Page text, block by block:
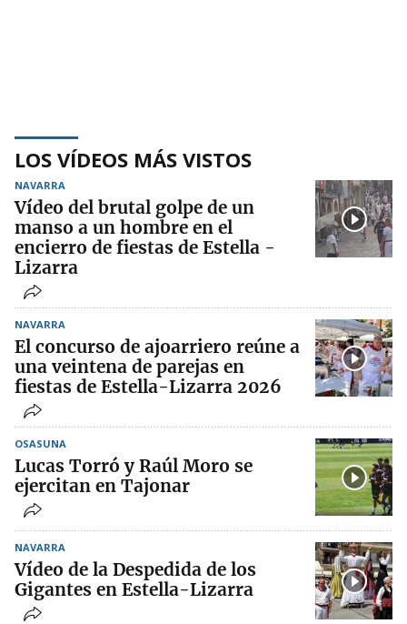
LOS VÍDEOS MÁS VISTOS
NAVARRA
Vídeo del brutal golpe de un
manso a un hombre en el
encierro de fiestas de Estella -
Lizarra
NAVARRA
El concurso de ajoarriero reúne a
una veintena de parejas en
fiestas de Estella-Lizarra 2026
OSASUNA
Lucas Torró y Raúl Moro se
ejercitan en Tajonar
NAVARRA
Vídeo de la Despedida de los
Gigantes en Estella-Lizarra